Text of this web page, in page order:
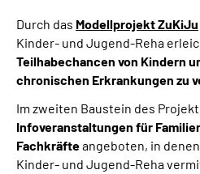
Suche
Mein
Durch das Modellprojekt ZuKiJu
Kinder- und Jugend-Reha
Teilhabechancen von Kindern
chronischen Erkrankungen zu
Im zweiten Baustein des
Infoveranstaltungen für
Fachkräfteangeboten, in
Kinder- und Jugend-Reha